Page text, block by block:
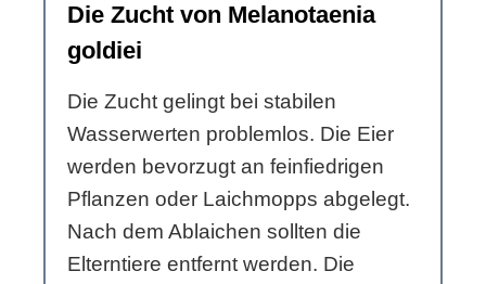
Die Zucht von Melanotaenia
goldiei
Die Zucht gelingt bei stabilen
Wasserwerten problemlos. Die Eier
werden bevorzugt an feinfiedrigen
Pflanzen oder Laichmopps abgelegt.
Nach dem Ablaichen sollten die
Elterntiere entfernt werden. Die